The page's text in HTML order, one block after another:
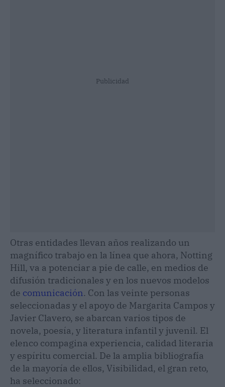
Publicidad
Otras entidades llevan años realizando un
magnífico trabajo en la línea que ahora, Notting
Hill, va a potenciar a pie de calle, en medios de
difusión tradicionales y en los nuevos modelos
de comunicación. Con las veinte personas
seleccionadas y el apoyo de Margarita Campos y
Javier Clavero, se abarcan varios tipos de
novela, poesía, y literatura infantil y juvenil. El
elenco compagina experiencia, calidad literaria
y espíritu comercial. De la amplia bibliografía
de la mayoría de ellos, Visibilidad, el gran reto,
ha seleccionado: